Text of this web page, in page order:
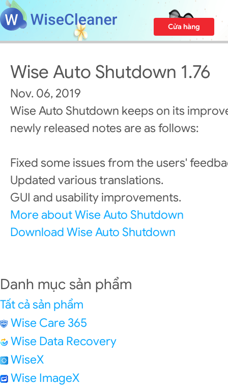
Cửa hàng
Wise Auto Shutdown 1.76
Nov. 06, 2019
Wise Auto Shutdown keeps on its
newly released notes are as follows:
Fixed some issues from the users'
Updated various translations.
GUI and usability improvements.
More about Wise Auto Shutdown
Download Wise Auto Shutdown
Danh mục sản phẩm
Tất cả sản phẩm
Wise Care 365
Wise Data Recovery
WiseX
Wise ImageX